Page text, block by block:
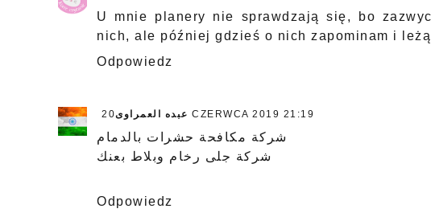
U mnie planery nie sprawdzają się, bo
nich, ale później gdzieś o nich zapominam i
Odpowiedz
عبده العمراوى 20 CZERWCA 2019 21:19
شركة مكافحة حشرات بالدمام
شركة جلى رخام وبلاط بعنك
Odpowiedz